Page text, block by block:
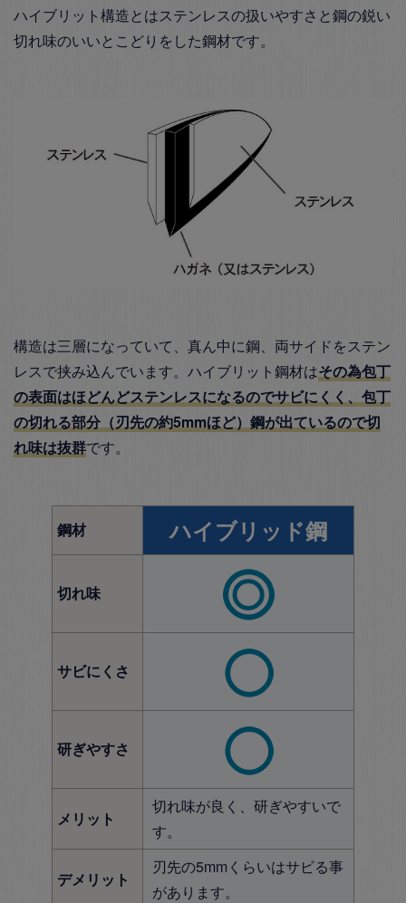
ハイブリット構造とはステンレスの扱いやすさと鋼の鋭い
切れ味のいいとこどりをした鋼材です。
構造は三層になっていて、真ん中に鋼、両サイドをステン
レスで挟み込んでいます。ハイブリット鋼材はその為包丁
の表面はほどんどステンレスになるのでサビにくく、包丁
の切れる部分（刃先の約5mmほど）鋼が出ているので切
れ味は抜群です。
鋼材 ハイブリッド鋼
切れ味
サビにくさ
研ぎやすさ
メリット
切れ味が良く、研ぎやすいで
す。
デメリット
刃先の5mmくらいはサビる事
があります。